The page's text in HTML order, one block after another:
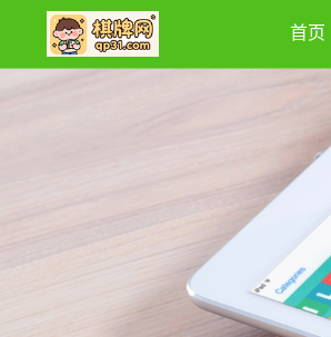
首页